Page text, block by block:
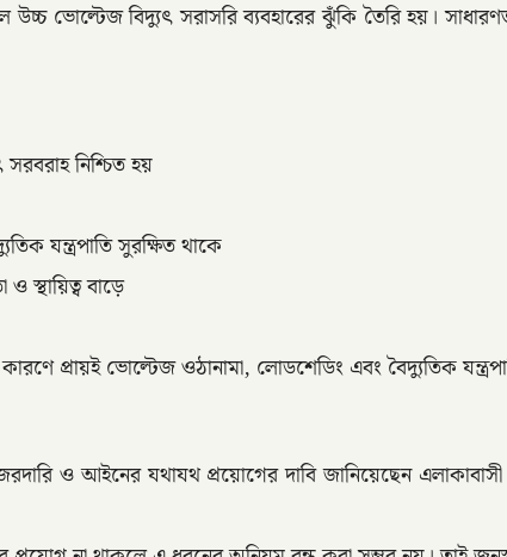
ভোল্টেজ বিদ্যুৎ সরাসরি ব্যবহারের ঝুঁকি তৈরি হয়।
নিশ্চিত হয়
যন্ত্রপাতি সুরক্ষিত থাকে
স্থায়িত্ব বাড়ে
কারণে প্রায়ই ভোল্টেজ ওঠানামা, লোডশেডিং এবং বৈদ্যুতিক
ও আইনের যথাযথ প্রয়োগের দাবি জানিয়েছেন